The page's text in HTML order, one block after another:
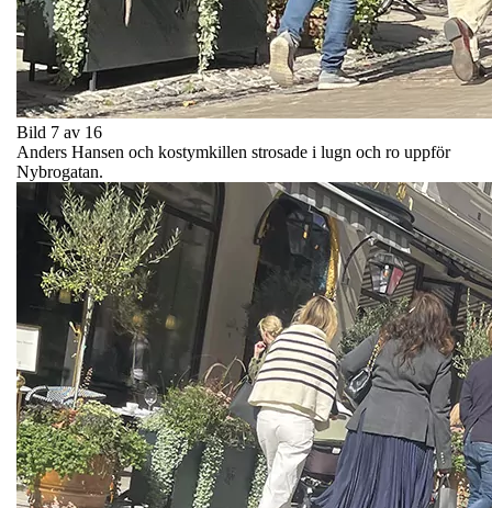
Bild 7 av 16
Anders Hansen och kostymkillen strosade i lugn och ro uppför
Nybrogatan.